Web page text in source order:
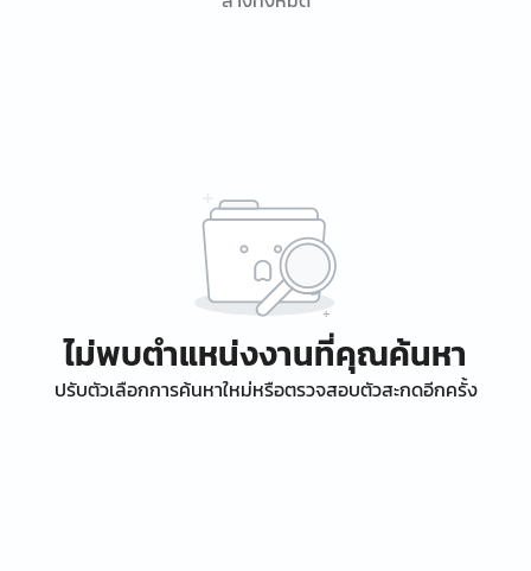
ไม่พบตำแหน่งงานที่คุณค้นหา
ปรับตัวเลือกการค้นหาใหม่หรือตรวจสอบตัวสะกดอีกครั้ง